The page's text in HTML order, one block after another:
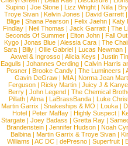
Supino |Joe Stone |Lizz Wright |Niila |
Troye Sivan | Kelvin Jones | David Garrett
Blige | Shana Pearson | Felix Jaehn | Katy
Findlay |Neil Thomas |Jack Garratt |The
Seconds Of Summer |Elton John |Fall
Kygo |Jonas Blue |Alessia Cara |The
Sara |Billy |Ollie Gabriel |Lucas Newman |
Axwel & Ingrosso | Alicia Keys | Justin
Eagulls |Johannes Oerding |Calvin Harris
Posner |Brooke Candy |The Lumineers |
Gavin DeGraw | MIA| Norma Jean
Ferguson | Ricky Martin | Juicy J &
Berry | John Legend | The Chemical
Pillath |Alma |LaBrassBanda |Luke
Martin Garrix | Snakeships & MO | Louka |
Hotel | Peter Maffay | Highly Suspect |
Stargate |Joey Badass |Gretta Ray |
Brandenstein |Jennifer Hudson |Noah
Balbina | Martin Garrix & Troye Sivan |
Williams |AC DC |dePresno |Superfruit |